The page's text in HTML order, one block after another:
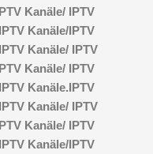
IPTV Kanäle/
IPTV
IPTV Kanäle/ IPTV
IPTV Kanäle/
IPTV
IPTV Kanäle/
IPTV
IPTV Kanäle. IPTV
IPTV Kanäle/
IPTV
IPTV Kanäle/
IPTV
IPTV Kanäle/ IPTV